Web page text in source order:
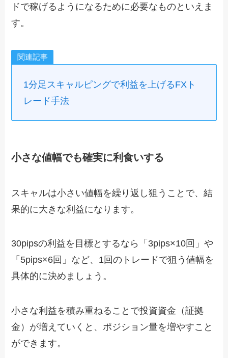
ドで稼げるようになるために必要なものといえま
す。
関連記事
1分足スキャルピングで利益を上げるFXト
レード手法
小さな値幅でも確実に利食いする
スキャルは小さい値幅を繰り返し狙うことで、結
果的に大きな利益になります。
30pipsの利益を目標とするなら「3pips×10回」や
「5pips×6回」など、1回のトレードで狙う値幅を
具体的に決めましょう。
小さな利益を積み重ねることで投資資金（証拠
金）が増えていくと、ポジション量を増やすこと
ができます。